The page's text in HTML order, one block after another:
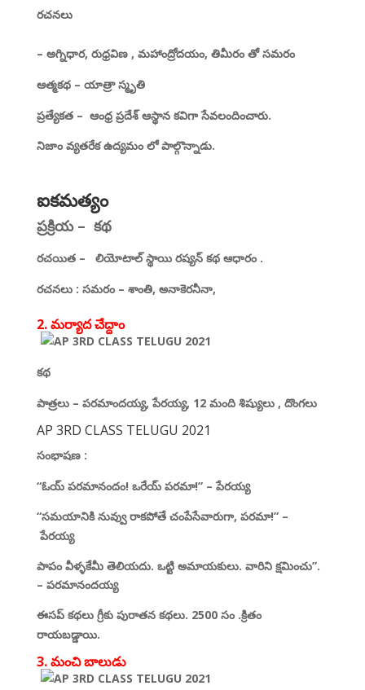
రచనలు
– అగ్నిధార, రుధ్రవిణ, మహాంద్రోదయం, తిమీరం తో సమరం
ఆత్మకథ– యాత్రా స్మృతి
ప్రత్యేకత – ఆంధ్ర ప్రదేశ్ ఆస్థాన కవిగా సేవలందించారు.
నిజాం వ్యతరేక ఉద్యమం లో పాల్గొన్నాడు.
ఐకమత్యం
ప్రక్రియ – కథ
రచయిత – లియోటాల్ స్థాయి రష్యన్ కథ ఆధారం.
రచనలు: సమరం– శాంతి, అనాకెరనీనా,
2. మర్యాద చేద్దాం
కథ
పాత్రలు– పరమాందయ్య,పేరయ్య, 12 మంది శిష్యులు, దొంగలు
AP 3RD CLASS TELUGU 2021
సంభాషణ :
“ఓయ్ పరమానందం! ఒరేయ్ పరమా!”–పేరయ్య
“సమయానికి నువ్వు రాకపోతే చంపేసేవారుగా, పరమా!”–
పేరయ్య
పాపం వీళ్ళకేమీ తెలియదు. ఒట్టి అమాయకులు. వారిని క్షమించు”.
– పరమానందయ్య
ఈసప్ కథలు గ్రీకు పురాతన కథలు. 2500 సం.క్రితం
రాయబడ్డాయి.
3. మంచి బాలుడు